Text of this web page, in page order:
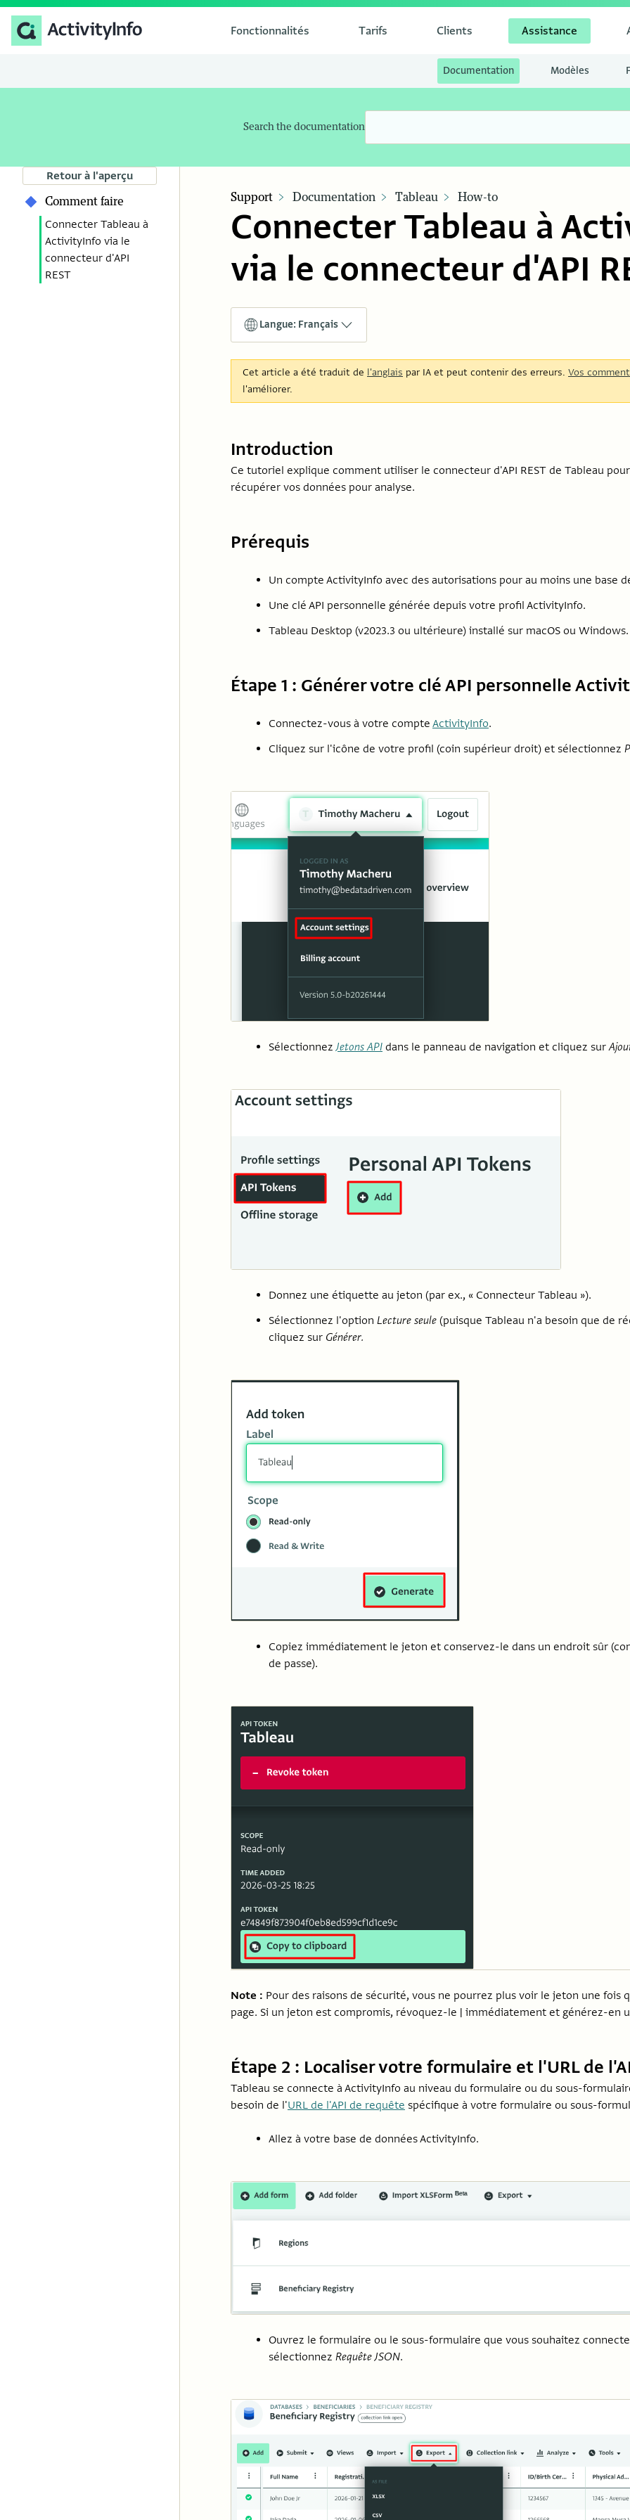
Fonctionnalités Tarifs Clients Assistance
Documentation Modèles
Search the documentation
Retour à l'aperçu
Comment faire
Connecter Tableau à
ActivityInfo via le
connecteur d'API
REST
Support Documentation Tableau How-to
Connecter Tableau à
via le connecteur d'API
Langue: Français
Cet article a été traduit de l'anglais par IA et peut contenir des erreurs. Vos
l'améliorer.
Introduction
Ce tutoriel explique comment utiliser le connecteur d'API REST de Tableau
récupérer vos données pour analyse.
Prérequis
Un compte ActivityInfo avec des autorisations pour au moins une base
Une clé API personnelle générée depuis votre profil ActivityInfo.
Tableau Desktop (v2023.3 ou ultérieure) installé sur macOS ou Windows.
Étape 1 : Générer votre clé API personnelle
Connectez-vous à votre compte ActivityInfo.
Cliquez sur l'icône de votre profil (coin supérieur droit) et sélectionnez
SélectionnezJetons API dans le panneau de navigation et cliquez sur
Donnez une étiquette au jeton (par ex., « Connecteur Tableau »).
Sélectionnez l'option Lecture seule (puisque Tableau n'a besoin que de
cliquez sur Générer.
Copiez immédiatement le jeton et conservez-le dans un endroit sûr
de passe).
Note : Pour des raisons de sécurité, vous ne pourrez plus voir le jeton une fois
page. Si un jeton est compromis, révoquez-le | immédiatement et générez-en
Étape 2 : Localiser votre formulaire et l'URL de
Tableau se connecte à ActivityInfo au niveau du formulaire ou du sous-
besoin de l'URL de l'API de requête spécifique à votre formulaire ou sous-
Allez à votre base de données ActivityInfo.
Ouvrez le formulaire ou le sous-formulaire que vous souhaitez
sélectionnez Requête JSON.